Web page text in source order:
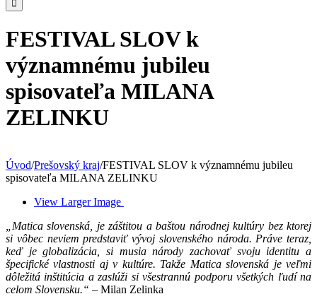
FESTIVAL SLOV k
významnému jubileu
spisovateľa MILANA
ZELINKU
Úvod/Prešovský kraj/FESTIVAL SLOV k významnému jubileu
spisovateľa MILANA ZELINKU
View Larger Image
„Matica slovenská, je záštitou a baštou národnej kultúry bez ktorej
si vôbec neviem predstaviť vývoj slovenského národa. Práve teraz,
keď je globalizácia, si musia národy zachovať svoju identitu a
špecifické vlastnosti aj v kultúre. Takže Matica slovenská je veľmi
dôležitá inštitúcia a zaslúži si všestrannú podporu všetkých ľudí na
celom Slovensku.“ – Milan Zelinka